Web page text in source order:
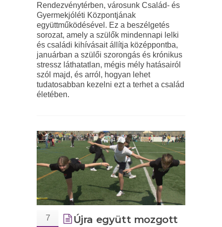
Rendezvénytérben, városunk Család- és
Gyermekjóléti Központjának
együttműködésével. Ez a beszélgetés
sorozat, amely a szülők mindennapi lelki
és családi kihívásait állítja középpontba,
januárban a szülői szorongás és krónikus
stressz láthatatlan, mégis mély hatásairól
szól majd, és arról, hogyan lehet
tudatosabban kezelni ezt a terhet a család
életében.
7
Újra együtt mozgott